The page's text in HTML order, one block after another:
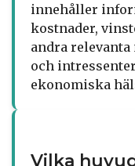
innehåller
kostnader,
andra
och
ekonomiska
Vilka